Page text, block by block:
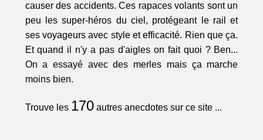
causer des accidents. Ces rapaces volants sont un
peu les super-héros du ciel, protégeant le rail et
ses voyageurs avec style et efficacité. Rien que ça.
Et quand il n'y a pas d'aigles on fait quoi ? Ben...
On a essayé avec des merles mais ça marche
moins bien.
Trouve les 170autres anecdotes sur ce site ...